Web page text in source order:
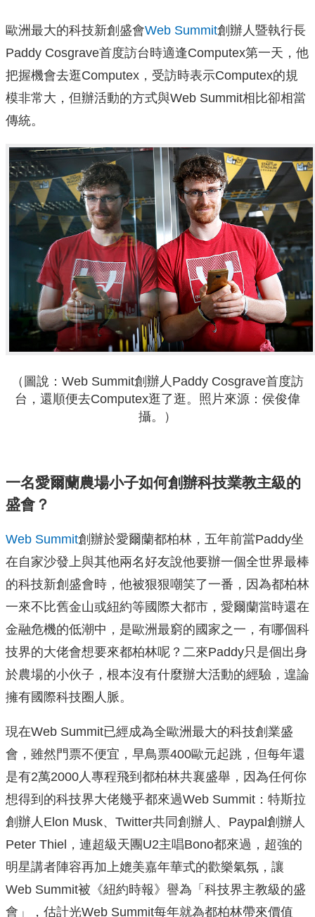
歐洲最大的科技新創盛會Web Summit創辦人暨執行長
Paddy Cosgrave首度訪台時適逢Computex第一天，他
把握機會去逛Computex，受訪時表示Computex的規
模非常大，但辦活動的方式與Web Summit相比卻相當
傳統。
（圖說：Web Summit創辦人Paddy Cosgrave首度訪
台，還順便去Computex逛了逛。照片來源：侯俊偉
攝。）
一名愛爾蘭農場小子如何創辦科技業教主級的
盛會？
Web Summit創辦於愛爾蘭都柏林，五年前當Paddy坐
在自家沙發上與其他兩名好友說他要辦一個全世界最棒
的科技新創盛會時，他被狠狠嘲笑了一番，因為都柏林
一來不比舊金山或紐約等國際大都市，愛爾蘭當時還在
金融危機的低潮中，是歐洲最窮的國家之一，有哪個科
技界的大佬會想要來都柏林呢？二來Paddy只是個出身
於農場的小伙子，根本沒有什麼辦大活動的經驗，遑論
擁有國際科技圈人脈。
現在Web Summit已經成為全歐洲最大的科技創業盛
會，雖然門票不便宜，早鳥票400歐元起跳，但每年還
是有2萬2000人專程飛到都柏林共襄盛舉，因為任何你
想得到的科技界大佬幾乎都來過Web Summit：特斯拉
創辦人Elon Musk、Twitter共同創辦人、Paypal創辦人
Peter Thiel，連超級天團U2主唱Bono都來過，超強的
明星講者陣容再加上媲美嘉年華式的歡樂氣氛，讓
Web Summit被《紐約時報》譽為「科技界主教級的盛
會」，估計光Web Summit每年就為都柏林帶來價值